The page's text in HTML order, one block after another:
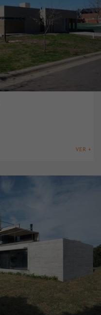
VER +